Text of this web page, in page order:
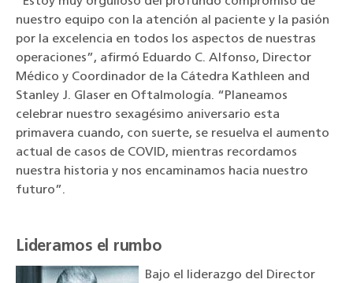
nuestro equipo con la atención al paciente y la pasión
por la excelencia en todos los aspectos de nuestras
operaciones”, afirmó Eduardo C. Alfonso, Director
Médico y Coordinador de la Cátedra Kathleen and
Stanley J. Glaser en Oftalmología. “Planeamos
celebrar nuestro sexagésimo aniversario esta
primavera cuando, con suerte, se resuelva el aumento
actual de casos de COVID, mientras recordamos
nuestra historia y nos encaminamos hacia nuestro
futuro”.
Lideramos el rumbo
Bajo el liderazgo del Director